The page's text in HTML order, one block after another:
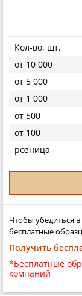
Кол-во, шт.
от 10 000
от 5 000
от 1 000
от 500
от 100
розница
Чтобы убедиться
бесплатные
Получить
*Бесплатные
компаний